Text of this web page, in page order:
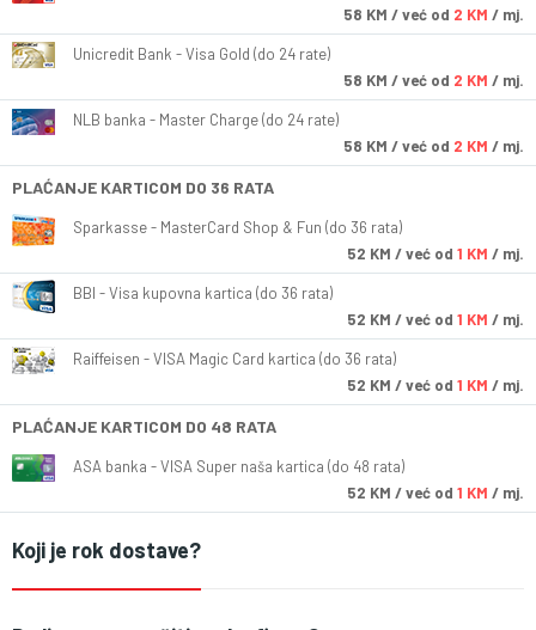
58 KM / već od 2 KM / mj.
Unicredit Bank - Visa Gold (do 24 rate)
58 KM / već od 2 KM / mj.
NLB banka - Master Charge (do 24 rate)
58 KM / već od 2 KM / mj.
PLAĆANJE KARTICOM DO 36 RATA
Sparkasse - MasterCard Shop & Fun (do 36 rata)
52 KM / već od 1 KM / mj.
BBI - Visa kupovna kartica (do 36 rata)
52 KM / već od 1 KM / mj.
Raiffeisen - VISA Magic Card kartica (do 36 rata)
52 KM / već od 1 KM / mj.
PLAĆANJE KARTICOM DO 48 RATA
ASA banka - VISA Super naša kartica (do 48 rata)
52 KM / već od 1 KM / mj.
Koji je rok dostave?